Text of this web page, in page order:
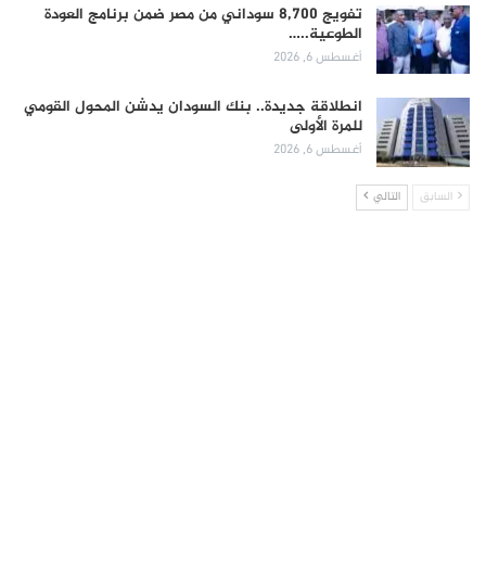
تفويج 8,700 سوداني من مصر ضمن برنامج العودة
الطوعية..…
أغسطس 6, 2026
انطلاقة جديدة.. بنك السودان يدشن المحول القومي
للمرة الأولى
أغسطس 6, 2026
السابق التالي